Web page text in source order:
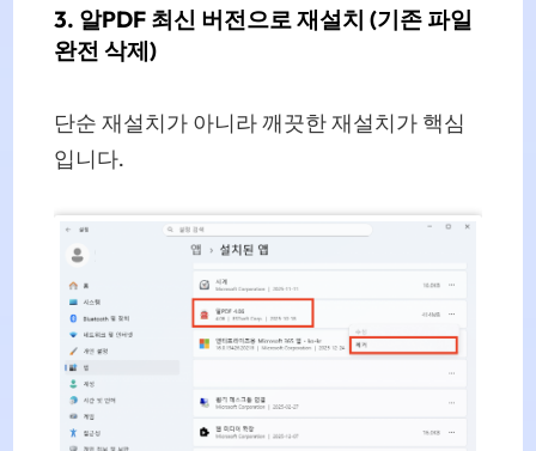
3. 알PDF 최신 버전으로 재설치 (기존 파일
완전 삭제)
단순 재설치가 아니라 깨끗한 재설치가 핵심
입니다.